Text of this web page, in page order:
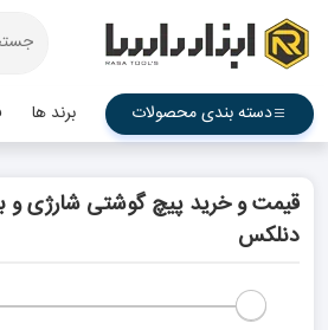
دسته بندی محصولات برند ها
قیمت و خرید پیچ گوشتی شارژی و
دنلکس